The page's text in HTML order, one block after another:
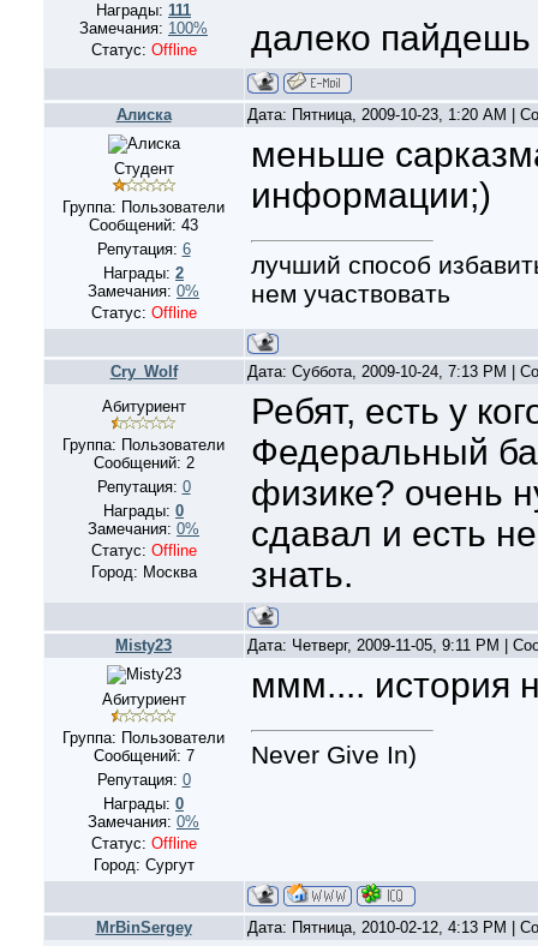
Награды: 111
Замечания: 100%
Статус: Offline далеко
Алиска Дата: Пятница, 2009-10-23, 1:20 AM |
Студент
Группа: Пользователи
Сообщений: 43
Репутация: 6
Награды: 2
Замечания: 0%
Статус: Offline
меньше
информации;)
лучший способ
нем участвовать
Cry_Wolf
Дата: Суббота, 2009-10-24, 7:13 PM |
Абитуриент
Группа: Пользователи
Сообщений: 2
Репутация: 0
Награды: 0
Замечания: 0%
Статус: Offline
Город: Москва
Ребят, есть у
Федеральный
физике? очень
сдавал и есть
знать.
Misty23 Дата: Четверг, 2009-11-05, 9:11 PM |
Абитуриент
Группа: Пользователи
Сообщений: 7
Репутация: 0
Награды: 0
Замечания: 0%
Статус: Offline
Город: Сургут
ммм.... история
Never Give In)
MrBinSergey Дата: Пятница, 2010-02-12, 4:13 PM |